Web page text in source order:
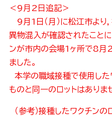
＜9月2日追記＞
9月1日（月）に松江市より
異物混入が確認されたことに
ンが市内の会場1ヶ所で8月
ました。
本学の職域接種で使用した
ものと同一のロットはありま
（参考）接種したワクチン